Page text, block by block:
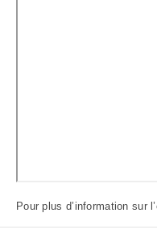
Pour plus d’information sur